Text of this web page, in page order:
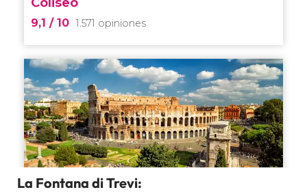
La Fontana di Trevi: